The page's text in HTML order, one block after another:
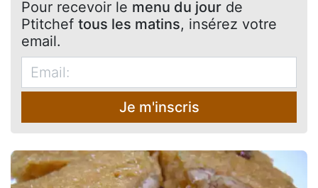
Pour recevoir le menu du jour de
Ptitchef tous les matins, insérez votre
email.
Je m'inscris